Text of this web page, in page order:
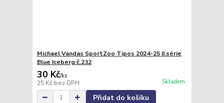
Michael Vandas SportZoo Tipos 2024-25 II.série
Blue Iceberg č.232
30 Kč/ks
25 Kč bez DPH Skladem
Přidat do košíku